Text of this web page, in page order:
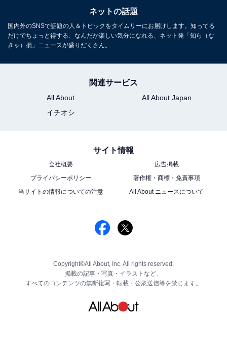
ネットの話題
国内外のSNSで話題の人＆トピックをタイムリーにお届けします。知ってる
だけでちょっと得する、なんだか楽しい気分になれる、ネット発「知ら（な
きゃ）損」ニュースが盛りだくさん。
関連サービス
All About
All About Japan
イチオシ
サイト情報
会社概要
広告掲載
プライバシーポリシー
著作権・商標・免責事項
当サイトの情報についての注意
All About ニュースについて
Copyright©All About, Inc. All rights reserved.
掲載の記事・写真・イラストなど、
すべてのコンテンツの無断複写・転載・公衆送信等を禁じます。